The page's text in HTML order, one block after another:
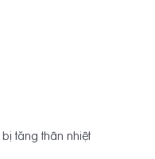
tăng thân nhiệt